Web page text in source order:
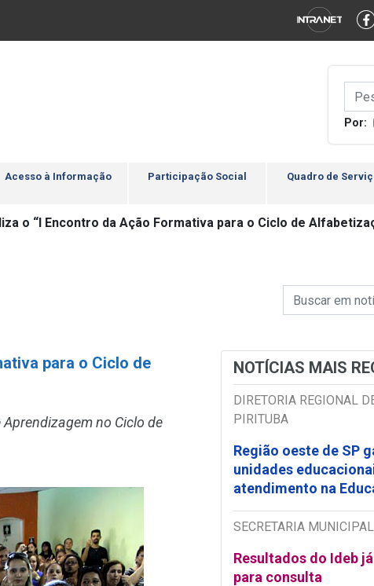
Alternar Alto
Campo
Por:
Acesso à Informação Participação Social Quadro de
o “I Encontro da Ação Formativa para o Ciclo de
Campo
Campo de
para o Ciclo de
no Ciclo de
NOTÍCIAS MAIS
DIRETORIA REGIONAL
PIRITUBA
Região oeste de SP
unidades
atendimento na
SECRETARIA
Resultados do Ideb
para consulta